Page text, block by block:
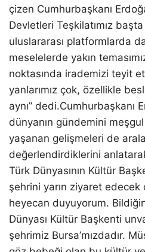
çizen Cumhurbaşkanı
Devletleri Teşkilatımız
uluslararası platformlarda
meselelerde yakın
noktasında irademizi teyit
yanlarımız çok, özellikle
aynı” dedi.Cumhurbaşkanı
dünyanın gündemini
yaşanan gelişmeleri de
değerlendirdiklerini
Türk Dünyasının Kültür
şehrini yarın ziyaret
heyecan duyuyorum.
Dünyası Kültür Başkenti
şehrimiz Bursa’mızdadır.